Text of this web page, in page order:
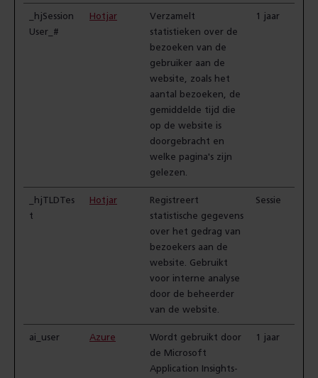
_hjSession
User_#
Hotjar
Verzamelt
statistieken over de
bezoeken van de
gebruiker aan de
website, zoals het
aantal bezoeken, de
gemiddelde tijd die
op de website is
doorgebracht en
welke pagina's zijn
gelezen.
1 jaar
_hjTLDTes
t
Hotjar
Registreert
statistische gegevens
over het gedrag van
bezoekers aan de
website. Gebruikt
voor interne analyse
door de beheerder
van de website.
Sessie
ai_user Azure
Wordt gebruikt door
de Microsoft
Application Insights-
1 jaar